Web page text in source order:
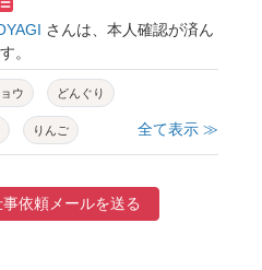
さんは、本人確認が済ん
。
ウ どんぐり
りんご
ラフランス
全て表示 ≫
事依頼メールを送る